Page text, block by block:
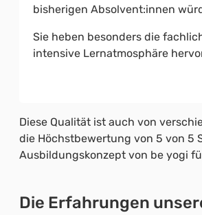
bisherigen Absolvent:innen
Sie heben besonders die
intensive Lernatmosphäre
Diese Qualität ist auch von
die Höchstbewertung von 5 von 5
Ausbildungskonzept von be yogi
Die Erfahrungen